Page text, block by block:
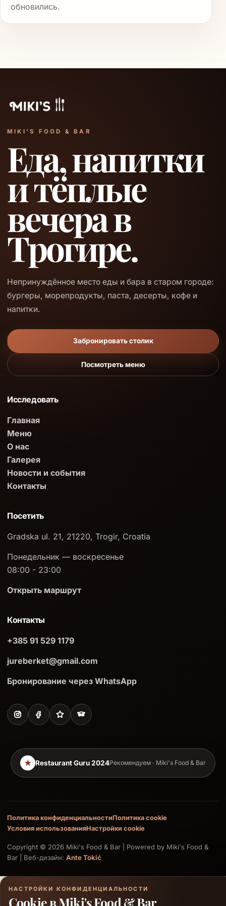
обновились.
MIKI'S FOOD & BAR
Еда, напитки
и тёплые
вечера в
Трогире.
Непринуждённое место еды и бара в старом городе:
бургеры, морепродукты, паста, десерты, кофе и
напитки.
Забронировать столик
Посмотреть меню
Исследовать
Главная
Меню
О нас
Галерея
Новости и события
Контакты
Посетить
Gradska ul. 21, 21220, Trogir, Croatia
Понедельник — воскресенье
08:00 - 23:00
Открыть маршрут
Контакты
+385 91 529 1179
jureberket@gmail.com
Бронирование через WhatsApp
★ Restaurant Guru 2024Рекомендуем · Miki's Food & Bar
Политика конфиденциальностиПолитика cookie
Условия использованияНастройки cookie
Copyright © 2026 Miki's Food & Bar | Powered by Miki's Food &
Bar | Веб-дизайн: Ante Tokić
НАСТРОЙКИ КОНФИДЕНЦИАЛЬНОСТИ
Cookie в Miki's Food & Bar